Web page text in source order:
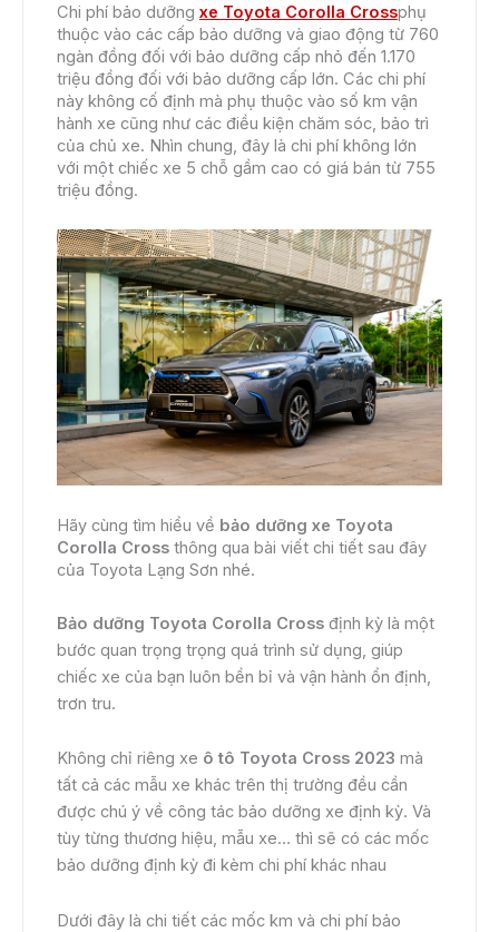
Chi phí bảo dưỡng xe Toyota Corolla Crossphụ
thuộc vào các cấp bảo dưỡng và giao động từ 760
ngàn đồng đối với bảo dưỡng cấp nhỏ đến 1.170
triệu đồng đối với bảo dưỡng cấp lớn. Các chi phí
này không cố định mà phụ thuộc vào số km vận
hành xe cũng như các điều kiện chăm sóc, bảo trì
của chủ xe. Nhìn chung, đây là chi phí không lớn
với một chiếc xe 5 chỗ gầm cao có giá bán từ 755
triệu đồng.
Hãy cùng tìm hiểu về bảo dưỡng xe Toyota
Corolla Cross thông qua bài viết chi tiết sau đây
của Toyota Lạng Sơn nhé.
Bảo dưỡng Toyota Corolla Cross định kỳ là một
bước quan trọng trọng quá trình sử dụng, giúp
chiếc xe của bạn luôn bền bỉ và vận hành ổn định,
trơn tru.
Không chỉ riêng xe ô tô Toyota Cross 2023 mà
tất cả các mẫu xe khác trên thị trường đều cần
được chú ý về công tác bảo dưỡng xe định kỳ. Và
tùy từng thương hiệu, mẫu xe… thì sẽ có các mốc
bảo dưỡng định kỳ đi kèm chi phí khác nhau
Dưới đây là chi tiết các mốc km và chi phí bảo